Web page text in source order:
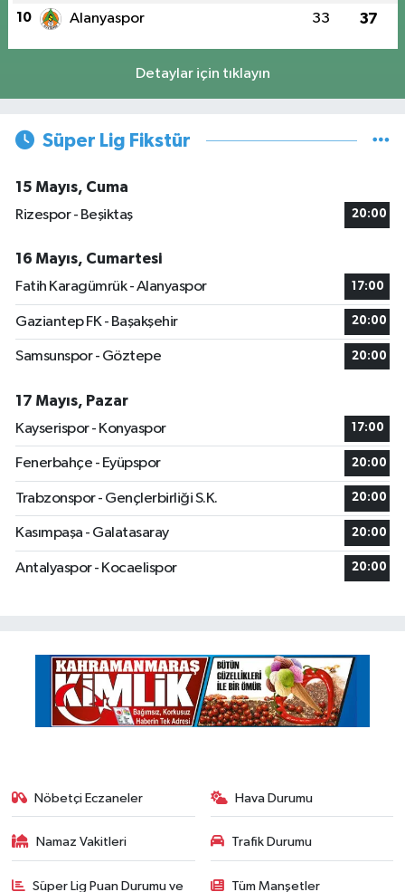
10 Alanyaspor 33 37
Detaylar için tıklayın
Süper Lig Fikstür
15 Mayıs, Cuma
Rizespor - Beşiktaş
20:00
16 Mayıs, Cumartesi
Fatih Karagümrük - Alanyaspor
17:00
Gaziantep FK - Başakşehir 20:00
Samsunspor - Göztepe 20:00
17 Mayıs, Pazar
Kayserispor - Konyaspor
17:00
Fenerbahçe - Eyüpspor 20:00
Trabzonspor - Gençlerbirliği S.K. 20:00
Kasımpaşa - Galatasaray 20:00
Antalyaspor - Kocaelispor 20:00
Nöbetçi Eczaneler Hava Durumu
Namaz Vakitleri Trafik Durumu
Süper Lig Puan Durumu ve Tüm Manşetler